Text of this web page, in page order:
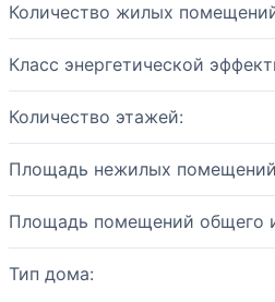
Количество жилых
Класс энергетической
Количество этажей:
Площадь нежилых
Площадь помещений общего
Тип дома: